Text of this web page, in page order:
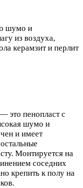
шумо и
из воздуха,
керамзит и перлит
это пенопласт с
шумо и
и имеет
Монтируется на
соседних
крепить к полу на